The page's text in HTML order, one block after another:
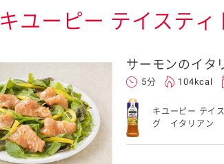
キユーピー テイステ
サーモンのイタ
5分 104kcal
キユーピー テイ
グ イタリアン